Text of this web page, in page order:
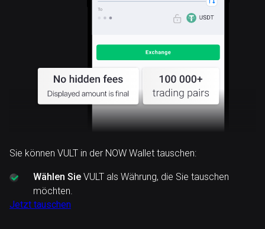
Sie können VULT in der NOW Wallet tauschen:
Wählen Sie VULT als Währung, die Sie tauschen
möchten.
Jetzt tauschen